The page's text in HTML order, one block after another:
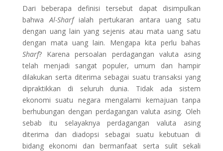
Dari beberapa definisi tersebut dapat disimpulkan
bahwaAl-Sharfialah pertukaran antara uang satu
dengan uang lain yang sejenis atau mata uang satu
dengan mata uang lain. Mengapa kita perlu bahas
Sharf? Karena persoalan perdagangan valuta asing
telah menjadi sangat populer, umum dan hampir
dilakukan serta diterima sebagai suatu transaksi yang
dipraktikkan di seluruh dunia. Tidak ada sistem
ekonomi suatu negara mengalami kemajuan tanpa
berhubungan dengan perdagangan valuta asing. Oleh
sebab itu selayaknya perdagangan valuta asing
diterima dan diadopsi sebagai suatu kebutuan di
bidang ekonomi dan bermanfaat serta sulit sekali